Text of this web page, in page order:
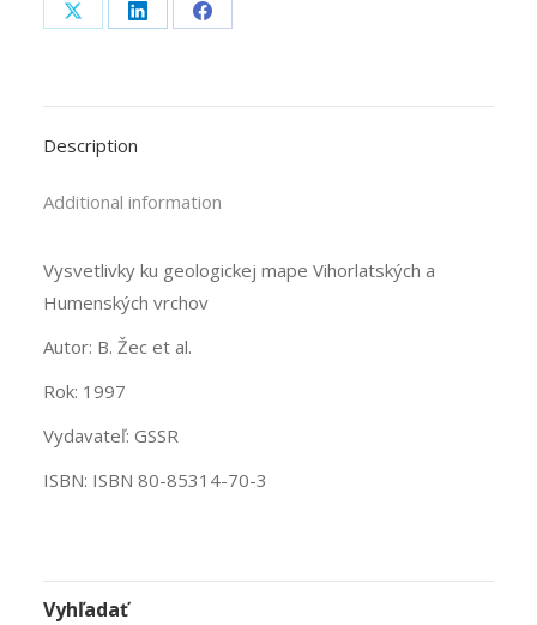
Share
X
Share
LinkedIn
Share
Facebook
Description
Additional information
Vysvetlivky ku geologickej mape Vihorlatských a
Humenských vrchov
Autor: B. Žec et al.
Rok: 1997
Vydavateľ: GSSR
ISBN: ISBN 80-85314-70-3
Vyhľadať